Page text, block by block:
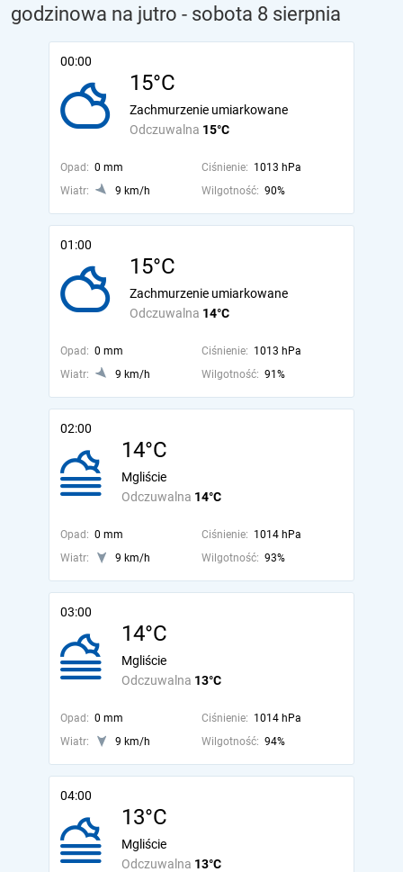
godzinowa na jutro - sobota 8 sierpnia
00:00
15°C
Odczuwalna 15°C
Zachmurzenie umiarkowane
Opad: 0 mm Ciśnienie: 1013 hPa
Wiatr:
9 km/h Wilgotność: 90%
01:00
15°C
Odczuwalna 14°C
Zachmurzenie umiarkowane
Opad: 0 mm Ciśnienie: 1013 hPa
Wiatr:
9 km/h Wilgotność: 91%
02:00
14°C
Odczuwalna 14°C
Mgliście
Opad: 0 mm Ciśnienie: 1014 hPa
Wiatr:
9 km/h Wilgotność: 93%
03:00
14°C
Odczuwalna 13°C
Mgliście
Opad: 0 mm Ciśnienie: 1014 hPa
Wiatr:
9 km/h Wilgotność: 94%
04:00
13°C
Odczuwalna 13°C
Mgliście